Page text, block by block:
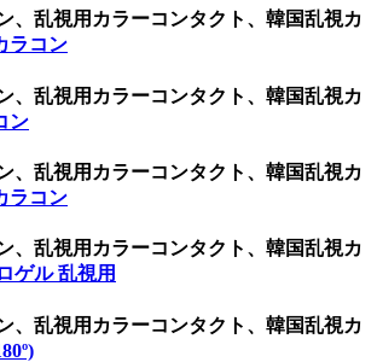
、乱視用カラーコンタクト、韓国乱視カ
ラコン
、乱視用カラーコンタクト、韓国乱視カ
ン
、乱視用カラーコンタクト、韓国乱視カ
ラコン
、乱視用カラーコンタクト、韓国乱視カ
ゲル 乱視用
、乱視用カラーコンタクト、韓国乱視カ